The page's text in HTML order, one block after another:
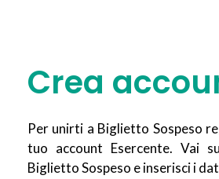
Crea
Per unirti a Biglietto Sospeso
tuo account Esercente. Vai
Biglietto Sospeso e inserisci i